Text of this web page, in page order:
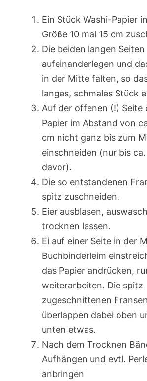
Ein Stück Washi-Papier
Größe 10 mal 15 cm
Die beiden langen Seiten
aufeinanderlegen und
in der Mitte falten, so
langes, schmales Stück
Auf der offenen (!) Seite
Papier im Abstand von
cm nicht ganz bis zum
einschneiden (nur bis
davor).
Die so entstandenen
spitz zuschneiden.
Eier ausblasen,
trocknen lassen.
Ei auf einer Seite in der
Buchbinderleim
das Papier andrücken,
weiterarbeiten. Die spitz
zugeschnittenen Fransen
überlappen dabei oben
unten etwas.
Nach dem Trocknen
Aufhängen und evtl.
anbringen